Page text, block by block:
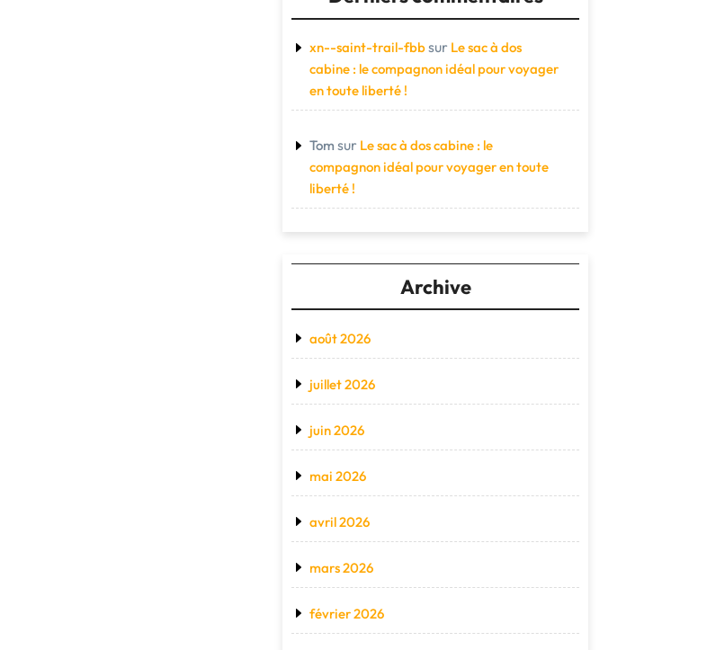
xn--saint-trail-fbbsur Le sac à dos
cabine : le compagnon idéal pour voyager
en toute liberté !
Tom sur Le sac à dos cabine : le
compagnon idéal pour voyager en toute
liberté !
Archive
août 2026
juillet 2026
juin 2026
mai 2026
avril 2026
mars 2026
février 2026